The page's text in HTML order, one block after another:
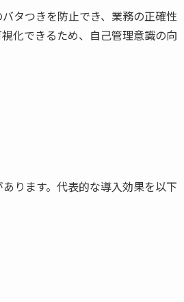
タつきを防止でき、業務の正確性
化できるため、自己管理意識の向
ります。代表的な導入効果を以下